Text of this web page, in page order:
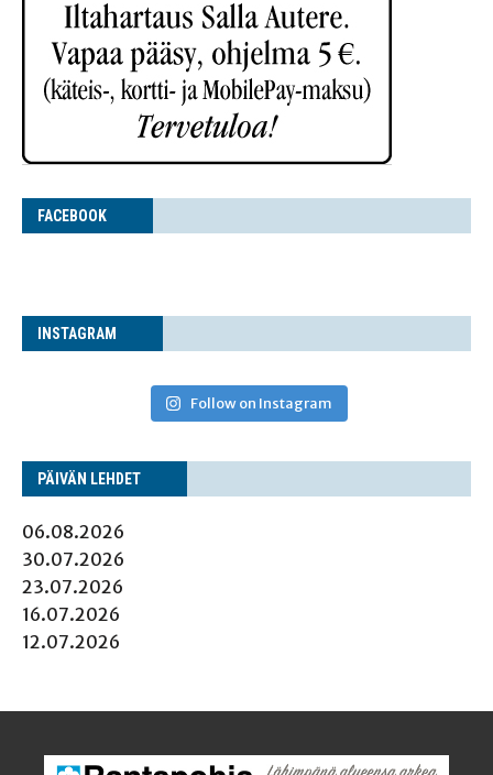
FACE­BOOK
INS­TA­GRAM
Follow on Instagram
PÄI­VÄN LEHDET
06.08.2026
30.07.2026
23.07.2026
16.07.2026
12.07.2026